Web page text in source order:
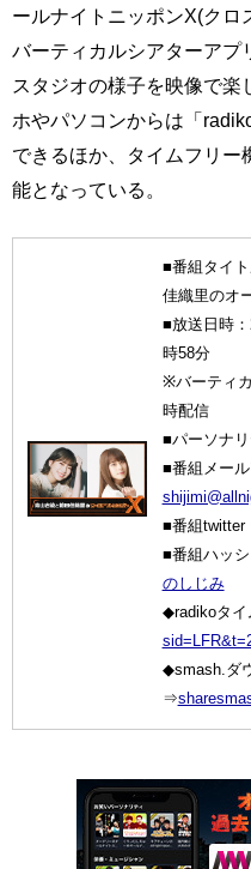
ールナイトニッポンX(クロ
バーティカルシアターアプ
スタジオの様子を映像で楽
ホやパソコンからは「
できるほか、タイムフリー
能となっている。
■番組タイ
佳織里のオ
■放送日時
時58分
※バーティ
時配信
■パーソナ
■番組メール
■番組twitter
■番組ハッシ
のしじみ
◆radikoタ
◆smash.ダ
⇒